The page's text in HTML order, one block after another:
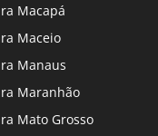
Macapá
Maceio
Manaus
Maranhão
Mato Grosso